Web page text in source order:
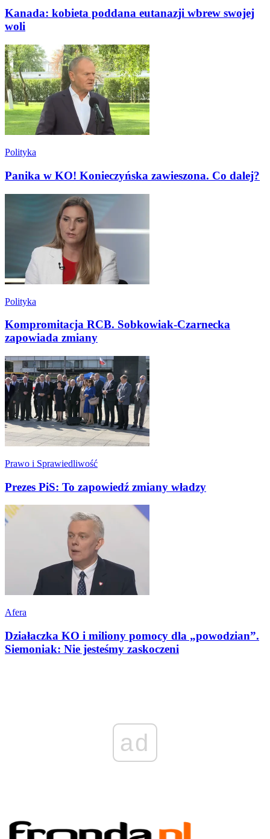
Kanada: kobieta poddana eutanazji wbrew swojej
woli
Polityka
Panika w KO! Konieczyńska zawieszona. Co dalej?
Polityka
Kompromitacja RCB. Sobkowiak-Czarnecka
zapowiada zmiany
Prawo i Sprawiedliwość
Prezes PiS: To zapowiedź zmiany władzy
Afera
Działaczka KO i miliony pomocy dla „powodzian”.
Siemoniak: Nie jesteśmy zaskoczeni
ad